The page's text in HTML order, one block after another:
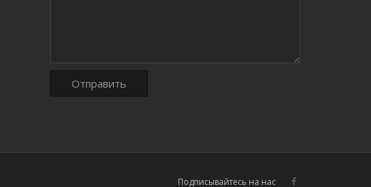
Подписывайтесь на нас